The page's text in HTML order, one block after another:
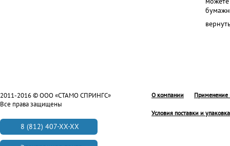
О компании Применение
Условия поставки и упаковка
2011-2016 © ООО «СТАМО СПРИНГС»
Все права защищены
8 (812) 407-XX-XX